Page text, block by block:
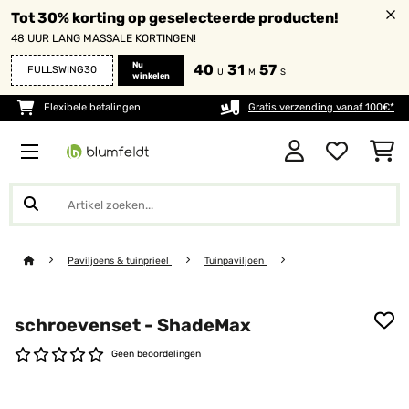
Tot 30% korting op geselecteerde producten!
48 UUR LANG MASSALE KORTINGEN!
FULLSWING30
Nu
winkelen
40 U 31 M 56 S
Flexibele betalingen Gratis verzending vanaf 100€*
Paviljoens & tuinprieel Tuinpaviljoen
schroevenset - ShadeMax
Geen beoordelingen